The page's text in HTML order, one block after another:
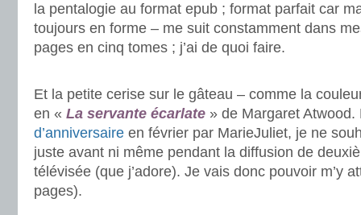
la pentalogie au format epub ; format parfait car
toujours en forme – me suit constamment dans
pages en cinq tomes ; j’ai de quoi faire.
Et la petite cerise sur le gâteau – comme la
en « La servante écarlate » de Margaret
d’anniversaire en février par MarieJuliet, je ne
juste avant ni même pendant la diffusion de
télévisée (que j’adore). Je vais donc pouvoir m’y
pages).